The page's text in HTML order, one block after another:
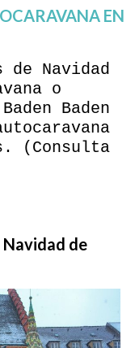
EN
Navidad
o
Baden
(Consulta
Navidad de